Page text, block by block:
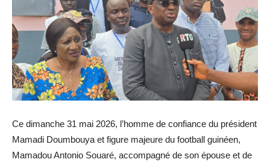
Ce dimanche 31 mai 2026, l’homme de confiance du président
Mamadi Doumbouya et figure majeure du football guinéen,
Mamadou Antonio Souaré, accompagné de son épouse et de